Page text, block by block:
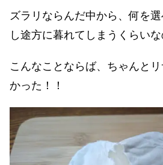
ズラリならんだ中から、何を
し途方に暮れてしまうくらいな
こんなことならば、ちゃんと
かった！！